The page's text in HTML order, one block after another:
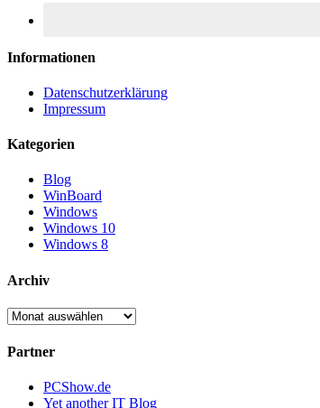
Informationen
Datenschutzerklärung
Impressum
Kategorien
Blog
WinBoard
Windows
Windows 10
Windows 8
Archiv
Archiv
Partner
PCShow.de
Yet another IT Blog